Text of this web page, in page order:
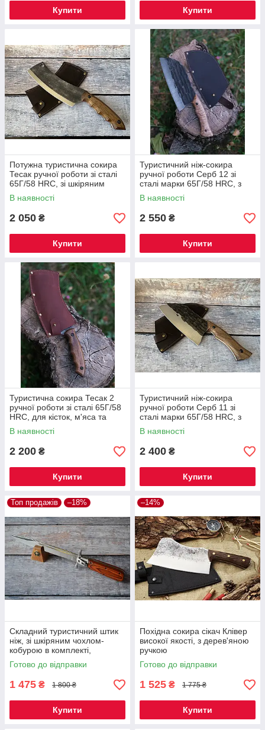
Купити Купити
Потужна туристична сокира
Тесак ручної роботи зі сталі
65Г/58 HRC, зі шкіряним
чохлом у комплекті
В наявності
2 050 ₴
Купити
Туристичний ніж-сокира
ручної роботи Серб 12 зі
сталі марки 65Г/58 HRC, з
шкіряним чохлом у комплекті
В наявності
2 550 ₴
Купити
Туристична сокира Тесак 2
ручної роботи зі сталі 65Г/58
HRC, для кісток, м'яса та
овочів з чохлом у комплекті
В наявності
2 200 ₴
Купити
Туристичний ніж-сокира
ручної роботи Серб 11 зі
сталі марки 65Г/58 HRC, з
шкіряним чохлом у комплекті
В наявності
2 400 ₴
Купити
Топ продажів –18%
Складний туристичний штик
ніж, зі шкіряним чохлом-
кобурою в комплекті,
відмінний подарунок
чоловікові
Готово до відправки
1 475 ₴ 1 800 ₴
Купити
–14%
Похідна сокира сікач Клівер
високої якості, з дерев'яною
ручкою
Готово до відправки
1 525 ₴ 1 775 ₴
Купити